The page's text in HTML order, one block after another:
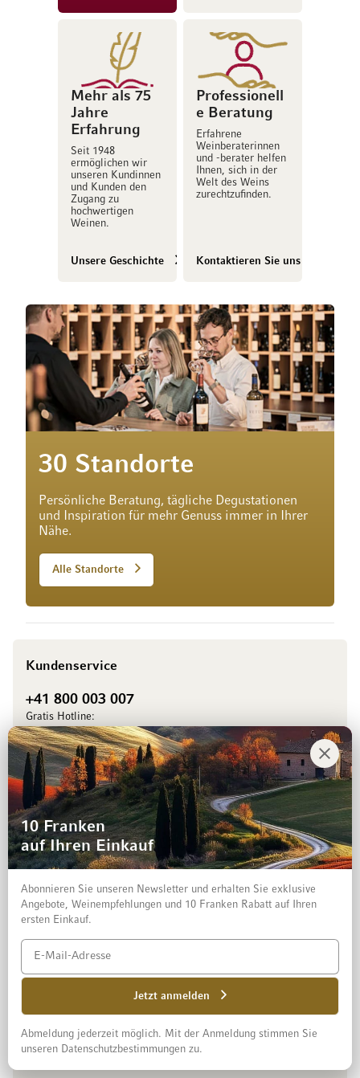
Mehr als 75
Jahre
Erfahrung
Seit 1948
ermöglichen wir
unseren Kundinnen
und Kunden den
Zugang zu
hochwertigen
Weinen.
Unsere Geschichte
Professionell
e Beratung
Erfahrene
Weinberaterinnen
und -berater helfen
Ihnen, sich in der
Welt des Weins
zurechtzufinden.
Kontaktieren Sie uns
30 Standorte
Persönliche Beratung, tägliche Degustationen
und Inspiration für mehr Genuss immer in Ihrer
Nähe.
Alle Standorte
Kundenservice
+41 800 003 007
Gratis Hotline:
Montag bis Freitag,
8.00 bis 18.00 Uhr
Kontaktieren Sie uns
Unternehmen
Service und Hilfe
Folgen Sie uns auf
SpracheGerman
10 Franken
auf Ihren Einkauf
Abonnieren Sie unseren Newsletter und erhalten Sie exklusive
Angebote, Weinempfehlungen und 10 Franken Rabatt auf Ihren
ersten Einkauf.
Jetzt anmelden
Abmeldung jederzeit möglich. Mit der Anmeldung stimmen Sie
unseren Datenschutzbestimmungen zu.